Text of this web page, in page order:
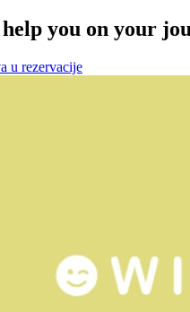
you on your
u rezervacije